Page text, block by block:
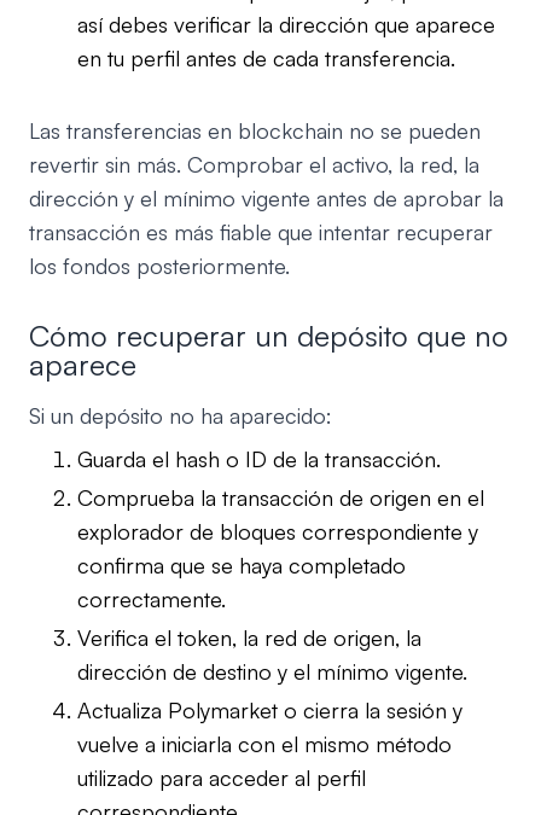
así debes verificar la dirección que aparece
en tu perfil antes de cada transferencia.
Las transferencias en blockchain no se pueden
revertir sin más. Comprobar el activo, la red, la
dirección y el mínimo vigente antes de aprobar la
transacción es más fiable que intentar recuperar
los fondos posteriormente.
Cómo recuperar un depósito que no
aparece
Si un depósito no ha aparecido:
Guarda el hash o ID de la transacción.
Comprueba la transacción de origen en el
explorador de bloques correspondiente y
confirma que se haya completado
correctamente.
Verifica el token, la red de origen, la
dirección de destino y el mínimo vigente.
Actualiza Polymarket o cierra la sesión y
vuelve a iniciarla con el mismo método
utilizado para acceder al perfil